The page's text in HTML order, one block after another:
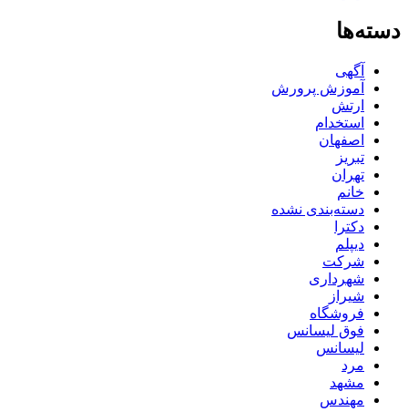
دسته‌ها
آگهی
آموزش پرورش
ارتش
استخدام
اصفهان
تبریز
تهران
خانم
دسته‌بندی نشده
دکترا
دیپلم
شرکت
شهرداری
شیراز
فروشگاه
فوق لیسانس
لیسانس
مرد
مشهد
مهندس